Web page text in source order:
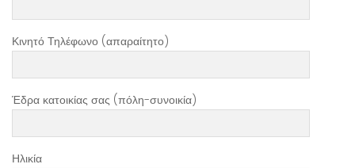
Κινητό Τηλέφωνο (απαραίτητο)
Έδρα κατοικίας σας (πόλη-συνοικία)
Ηλικία